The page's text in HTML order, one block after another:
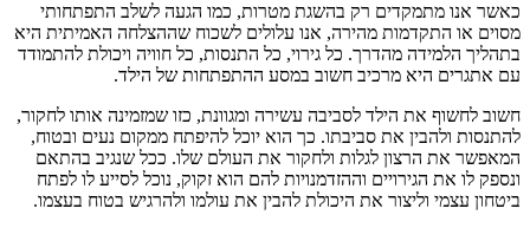
כאשר אנו מתמקדים רק בהשגת מטרות, כמו הגעה לשלב התפתחותי
מסוים או התקדמות מהירה, אנו עלולים לשכוח שההצלחה האמיתית היא
בתהליך הלמידה מהדרך. כל גירוי, כל התנסות, כל חוויה ויכולת להתמודד
עם אתגרים היא מרכיב חשוב במסע ההתפתחות של הילד.
חשוב לחשוף את הילד לסביבה עשירה ומגוונת, כזו שמזמינה אותו לחקור,
להתנסות ולהבין את סביבתו. כך הוא יוכל להיפתח ממקום נעים ובטוח,
המאפשר את הרצון לגלות ולחקור את העולם שלו. ככל שנגיב בהתאם
ונספק לו את הגירויים וההזדמנויות להם הוא זקוק, נוכל לסייע לו לפתח
ביטחון עצמי וליצור את היכולת להבין את עולמו ולהרגיש בטוח בעצמו.